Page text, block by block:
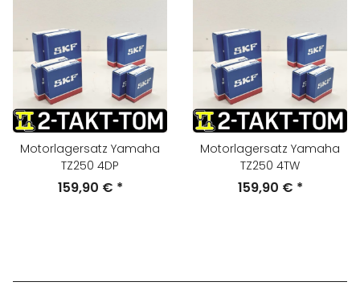
Motorlagersatz Yamaha
TZ250 4DP
159,90 € *
Motorlagersatz Yamaha
TZ250 4TW
159,90 € *